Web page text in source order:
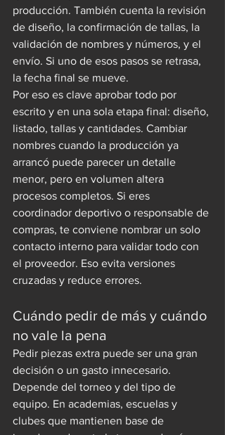
producción. También cuenta la revisión
de diseño, la confirmación de tallas, la
validación de nombres y números, y el
envío. Si uno de esos pasos se retrasa,
la fecha final se mueve.
Por eso es clave aprobar todo por
escrito y en una sola etapa final: diseño,
listado, tallas y cantidades. Cambiar
nombres cuando la producción ya
arrancó puede parecer un detalle
menor, pero en volumen altera
procesos completos. Si eres
coordinador deportivo o responsable de
compras, te conviene nombrar un solo
contacto interno para validar todo con
el proveedor. Eso evita versiones
cruzadas y reduce errores.
Cuándo pedir de más y cuándo
no vale la pena
Pedir piezas extra puede ser una gran
decisión o un gasto innecesario.
Depende del torneo y del tipo de
equipo. En academias, escuelas y
clubes que mantienen base de